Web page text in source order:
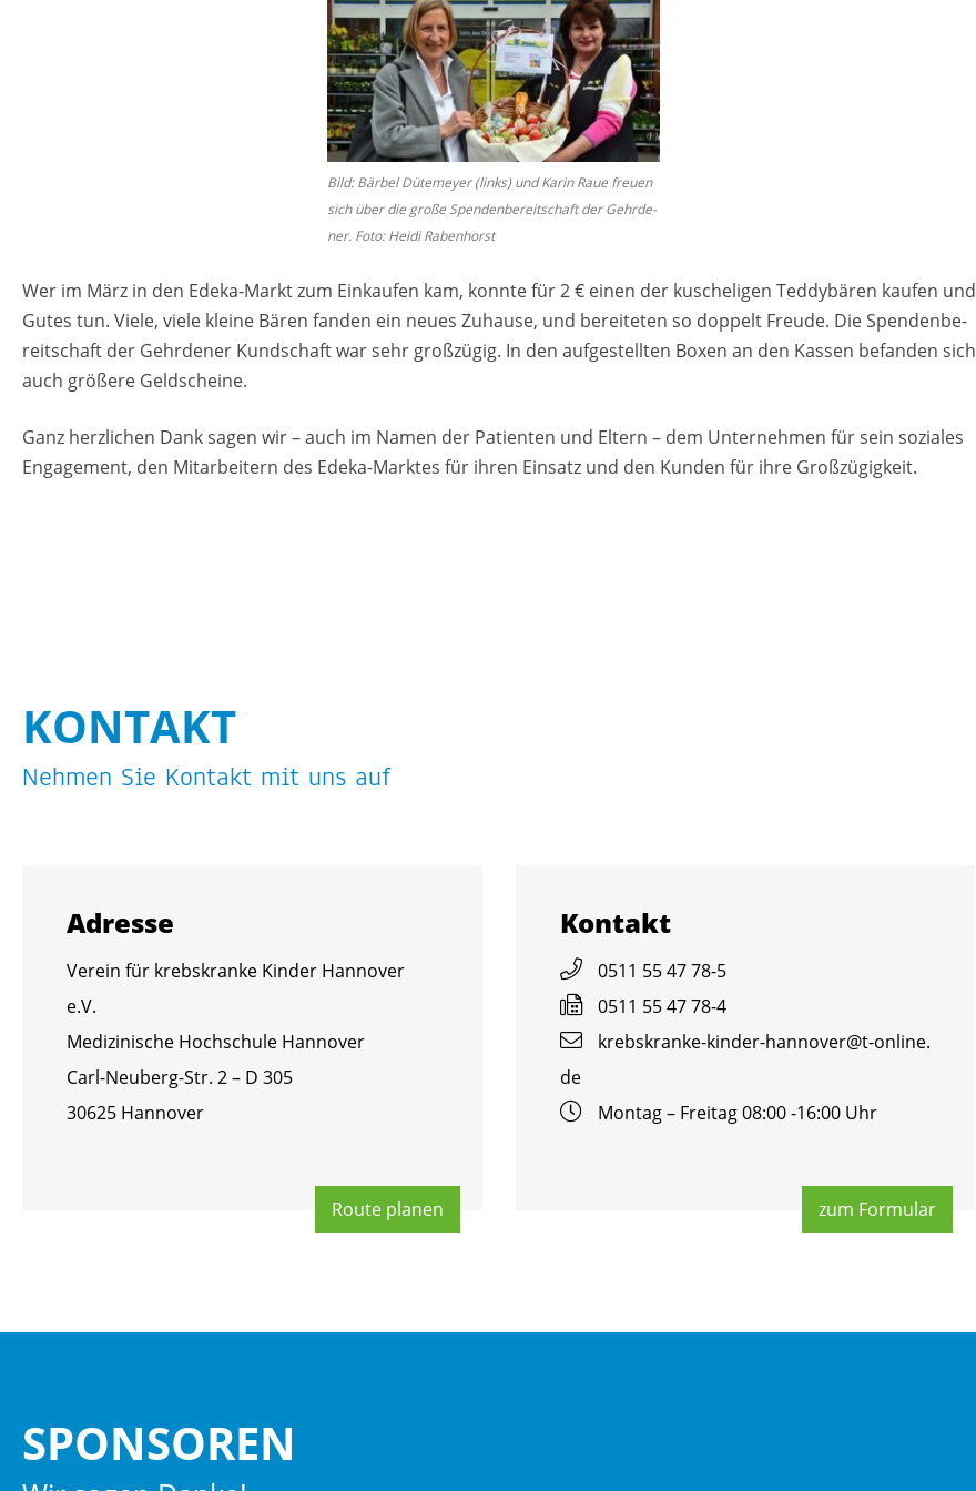
Bild: Bär­bel Dü­te­mey­er (links) und Karin Raue freu­en
sich über die große Spen­den­be­reit­schaft der Gehr­de­
ner. Foto: Heidi Ra­ben­horst
Wer im März in den Edeka-Markt zum Ein­kau­fen kam, konn­te für 2 € einen der ku­sche­li­gen Ted­dy­bä­ren kau­fen und
Gutes tun. Viele, viele klei­ne Bären fan­den ein neues Zu­hau­se, und be­rei­te­ten so dop­pelt Freu­de. Die Spen­den­be­
reit­schaft der Gehr­de­ner Kund­schaft war sehr gro­ß­zü­gig. In den auf­ge­stell­ten Boxen an den Kas­sen be­fan­den sich
auch grö­ße­re Geld­schei­ne.
Ganz herz­li­chen Dank sagen wir – auch im Namen der Pa­ti­en­ten und El­tern – dem Un­ter­neh­men für sein so­zia­les
En­ga­ge­ment, den Mit­ar­bei­tern des Edeka-Mark­tes für ihren Ein­satz und den Kun­den für ihre Gro­ß­zü­gig­keit.
KON­TAKT
Neh­men Sie Kon­takt mit uns auf
Adres­se
Ver­ein für krebs­kran­ke Kin­der Han­no­ver
e.V.
Me­di­zi­ni­sche Hoch­schu­le Han­no­ver
Carl-Neu­berg-Str. 2 – D 305
30625 Han­no­ver
Route pla­nen
Kon­takt
0511 55 47 78-5
0511 55 47 78-4
krebs­kran­ke-kin­der-han­no­ver@​t-​online.​
de
Mon­tag – Frei­tag 08:00 -16:00 Uhr
zum For­mu­lar
SPON­SO­REN